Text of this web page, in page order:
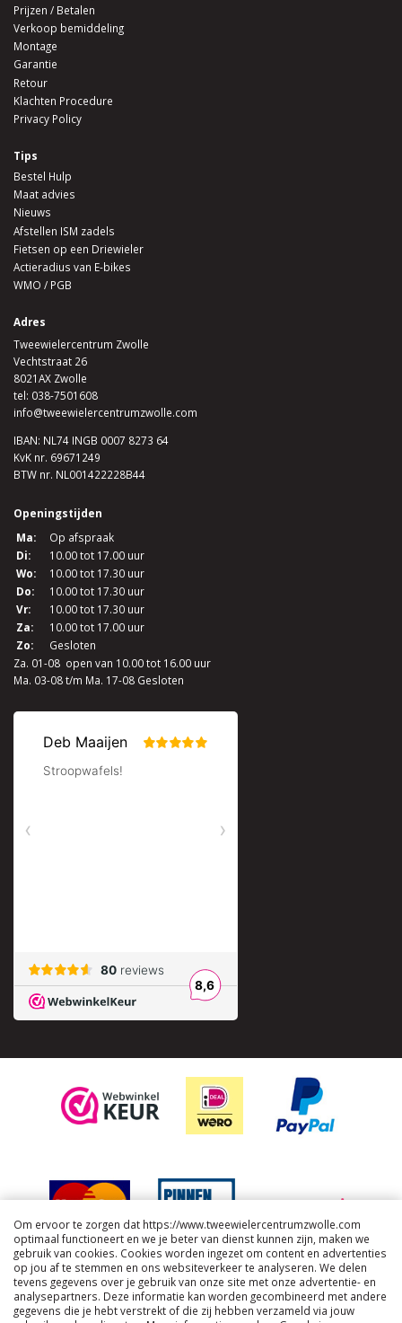
Prijzen / Betalen
Verkoop bemiddeling
Montage
Garantie
Retour
Klachten Procedure
Privacy Policy
Tips
Bestel Hulp
Maat advies
Nieuws
Afstellen ISM zadels
Fietsen op een Driewieler
Actieradius van E-bikes
WMO / PGB
Adres
Tweewielercentrum Zwolle
Vechtstraat 26
8021AX Zwolle
tel: 038-7501608
info@tweewielercentrumzwolle.com
IBAN: NL74 INGB 0007 8273 64
KvK nr. 69671249
BTW nr. NL001422228B44
Openingstijden
Ma:
Op afspraak
Di:
10.00 tot 17.00 uur
Wo:
10.00 tot 17.30 uur
Do:
10.00 tot 17.30 uur
Vr:
10.00 tot 17.30 uur
Za:
10.00 tot 17.00 uur
Zo:
Gesloten
Za. 01-08 open van 10.00 tot 16.00 uur
Ma. 03-08 t/m Ma. 17-08 Gesloten
Om ervoor te zorgen dat https://www.tweewielercentrumzwolle.com
optimaal functioneert en we je beter van dienst kunnen zijn, maken we
gebruik van cookies. Cookies worden ingezet om content en advertenties
op jou af te stemmen en ons websiteverkeer te analyseren. We delen
tevens gegevens over je gebruik van onze site met onze advertentie- en
analysepartners. Deze informatie kan worden gecombineerd met andere
gegevens die je hebt verstrekt of die zij hebben verzameld via jouw